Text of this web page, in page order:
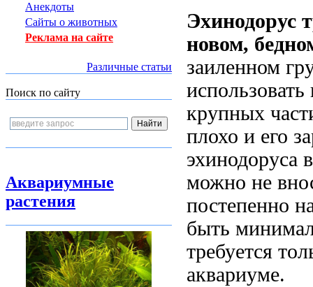
Анекдоты
Сайты о животных
Реклама на сайте
Различные статьи
Поиск по сайту
Аквариумные
растения
Эхинодорус
новом,
заиленном
крупных
плохо и его
эхинодоруса
можно не
постепенно
быть
требуется
аквариуме.